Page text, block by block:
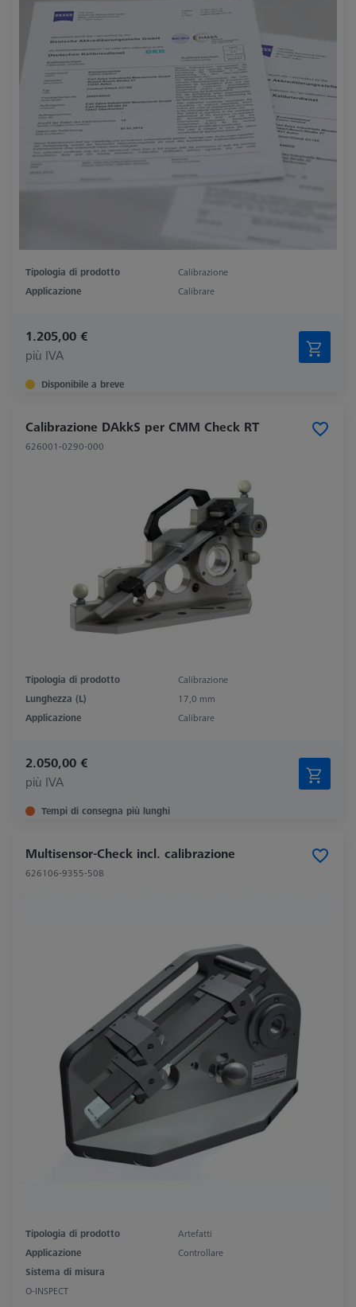
Tipologia di prodotto
Calibrazione
Applicazione
Calibrare
1.205,00 €
più IVA
Disponibile a breve
Calibrazione DAkkS per CMM Check RT
626001-0290-000
Tipologia di prodotto
Calibrazione
Lunghezza (L)
17,0 mm
Applicazione
Calibrare
2.050,00 €
più IVA
Tempi di consegna più lunghi
Multisensor-Check incl. calibrazione
626106-9355-508
Tipologia di prodotto
Artefatti
Applicazione
Controllare
Sistema di misura
O-INSPECT